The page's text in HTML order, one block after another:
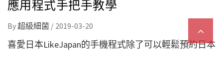
應用程式手把手教學
By超級細菌 / 2019-03-20
喜愛日本LikeJapan的手機程式除了可以輕鬆預約日本